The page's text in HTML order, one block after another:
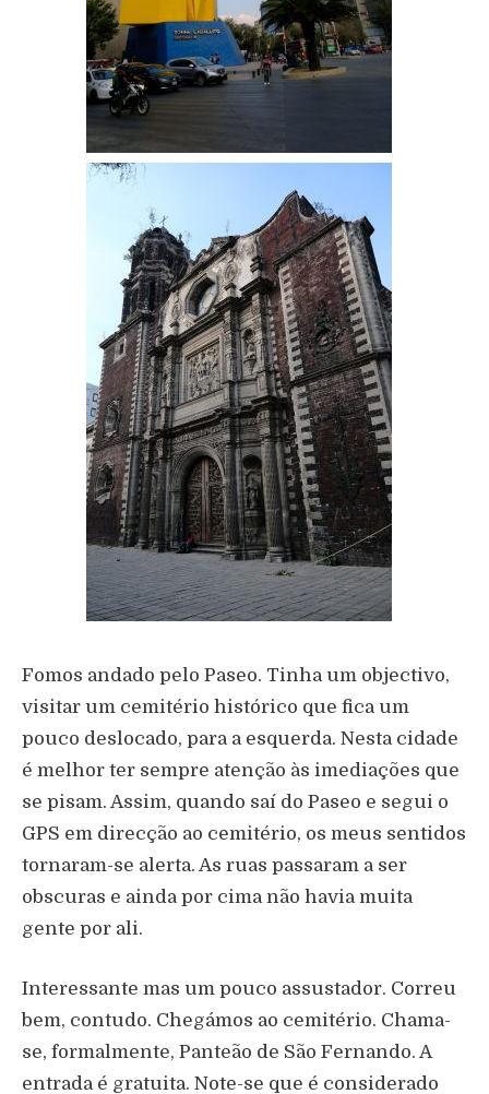
Fomos andado pelo Paseo. Tinha um objectivo,
visitar um cemitério histórico que fica um
pouco deslocado, para a esquerda. Nesta cidade
é melhor ter sempre atenção às imediações que
se pisam. Assim, quando saí do Paseo e segui o
GPS em direcção ao cemitério, os meus sentidos
tornaram-se alerta. As ruas passaram a ser
obscuras e ainda por cima não havia muita
gente por ali.
Interessante mas um pouco assustador. Correu
bem, contudo. Chegámos ao cemitério. Chama-
se, formalmente, Panteão de São Fernando. A
entrada é gratuita. Note-se que é considerado